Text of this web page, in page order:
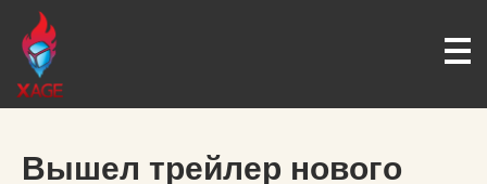
Вышел трейлер нового